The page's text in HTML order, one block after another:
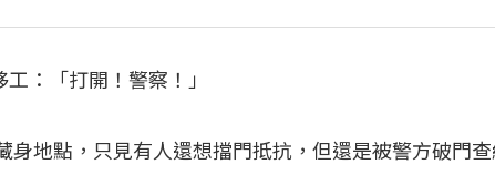
：「打開！警察！」
身地點，只見有人還想擋門抵抗，但還是被警方破門查